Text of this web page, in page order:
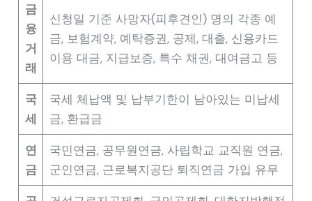
금
융
거
래
신청일 기준 사망자(피후견인) 명의 각종 예
금, 보험계약, 예탁증권, 공제, 대출, 신용카드
이용 대금, 지급보증, 특수 채권, 대여금고 등
국
세
국세 체납액 및 납부기한이 남아있는 미납세
금, 환급금
연
금
국민연금, 공무원연금, 사립학교 교직원 연금,
군인연금, 근로복지공단 퇴직연금 가입 유무